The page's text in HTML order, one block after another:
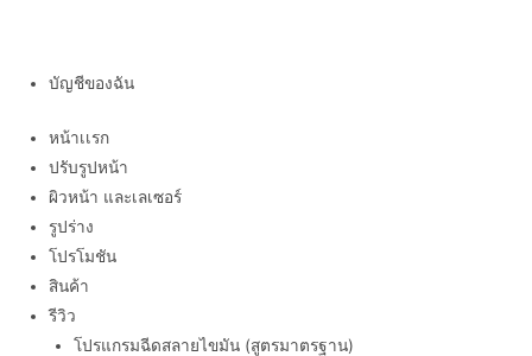
บัญชีของฉัน
หน้าเเรก
ปรับรูปหน้า
ผิวหน้า และเลเซอร์
รูปร่าง
โปรโมชัน
สินค้า
รีวิว
โปรแกรมฉีดสลายไขมัน (สูตรมาตรฐาน)